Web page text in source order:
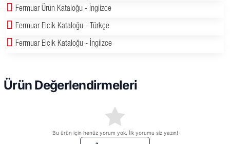
Fermuar Ürün Kataloğu - İngiizce
Fermuar Elcik Kataloğu - Türkçe
Fermuar Elcik Kataloğu - İngiizce
Ürün Değerlendirmeleri
Bu ürün için henüz yorum yok. İlk yorumu siz yazın!